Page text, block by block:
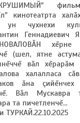
кинотеатрта
ун чухнехи
Геннадиевич
хĕрне
(шел, ятне
вăл
халалласа
ăна çийĕнчех
Вăл Мускавра
та пичетленчĕ...
ТУРКАЙ.22.10.2025